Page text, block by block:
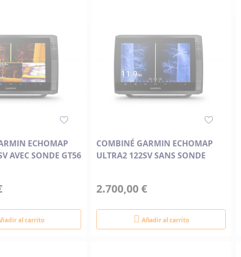
ECHOMAP
AVEC SONDE GT56
al carrito
COMBINÉ GARMIN ECHOMAP
ULTRA2 122SV SANS SONDE
2.700,00 €
Añadir al carrito